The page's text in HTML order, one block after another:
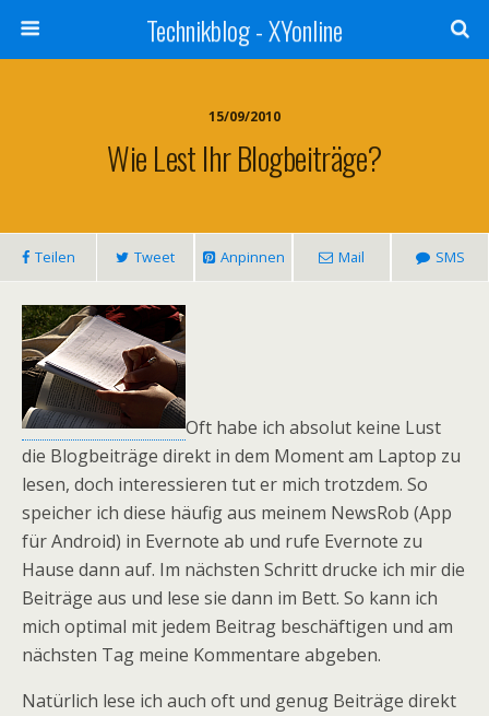
Technikblog - XYonline
15/09/2010
Wie Lest Ihr Blogbeiträge?
Teilen Tweet Anpinnen Mail SMS
Oft habe ich absolut keine Lust
die Blogbeiträge direkt in dem Moment am Laptop zu
lesen, doch interessieren tut er mich trotzdem. So
speicher ich diese häufig aus meinem NewsRob (App
für Android) in Evernote ab und rufe Evernote zu
Hause dann auf. Im nächsten Schritt drucke ich mir die
Beiträge aus und lese sie dann im Bett. So kann ich
mich optimal mit jedem Beitrag beschäftigen und am
nächsten Tag meine Kommentare abgeben.
Natürlich lese ich auch oft und genug Beiträge direkt